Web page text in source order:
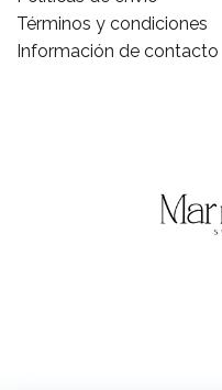
Términos y condiciones
Información de contacto